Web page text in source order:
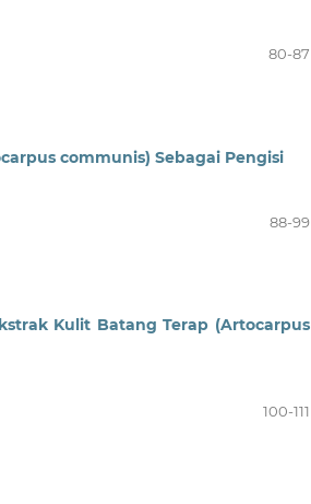
80-87
communis) Sebagai Pengisi
88-99
Kulit Batang Terap (Artocarpus
100-111